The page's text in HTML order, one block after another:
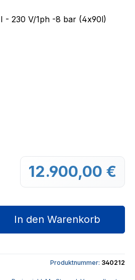
12.900,00 €
Gib den gewünschten
In den Warenkorb
Produktnummer: 340212